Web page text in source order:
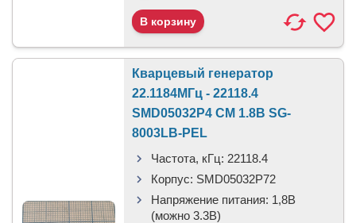
Кварцевый генератор
22.1184МГц - 22118.4
SMD05032P4 CM 1.8В SG-
8003LB-PEL
Частота, кГц: 22118.4
Корпус: SMD05032P72
Напряжение питания: 1,8В
(можно 3.3В)